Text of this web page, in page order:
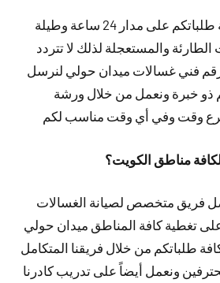
نتمتع بنظام مرن لتلبية طلباتكم على مدار 24 ساعة وطيلة
والمستعجلة لذلك لا تتردد
فني غسالات ميدان حولي لنرسل
خبرة ونعمل من خلال ورشة
وقت وفي أي وقت مناسب لكم
مناطق الكويت؟
فريق متخصص لصيانة الغسالات
تغطية كافة المناطق ميدان حولي
طلباتكم من خلال فريقنا المتكامل
ونعمل أيضاً على تدريب كادرنا